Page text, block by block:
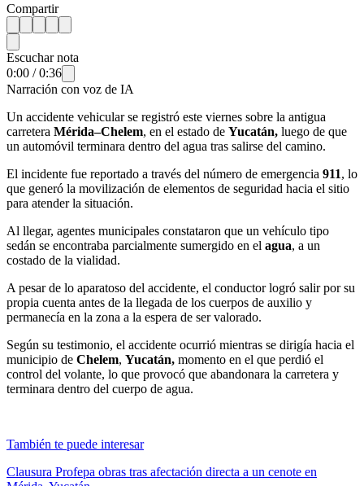
Compartir
Escuchar nota
0:00 /0:36
Narración con voz de IA
Un accidente vehicular se registró este viernes sobre la antigua
carretera Mérida–Chelem, en el estado de Yucatán, luego de que
un automóvil terminara dentro del agua tras salirse del camino.
El incidente fue reportado a través del número de emergencia 911, lo
que generó la movilización de elementos de seguridad hacia el sitio
para atender la situación.
Al llegar, agentes municipales constataron que un vehículo tipo
sedán se encontraba parcialmente sumergido en el agua, a un
costado de la vialidad.
A pesar de lo aparatoso del accidente, el conductor logró salir por su
propia cuenta antes de la llegada de los cuerpos de auxilio y
permanecía en la zona a la espera de ser valorado.
Según su testimonio, el accidente ocurrió mientras se dirigía hacia el
municipio de Chelem, Yucatán, momento en el que perdió el
control del volante, lo que provocó que abandonara la carretera y
terminara dentro del cuerpo de agua.
También te puede interesar
Clausura Profepa obras tras afectación directa a un cenote en